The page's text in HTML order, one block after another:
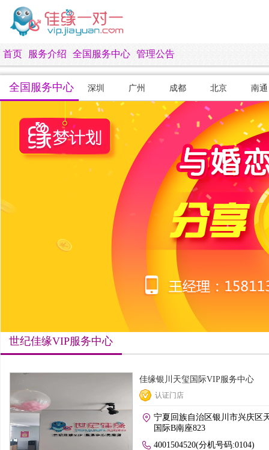
首页 服务介绍 全国服务中心 管理公告
全国服务中心 深圳 广州 成都 北京 南通
十堰 重庆 昆明 岳阳 贵阳
株洲 东营 西安 东莞
世纪佳缘VIP服务中心
佳缘银川天玺国际VIP服务中心
认证门店
宁夏回族自治区银川市兴庆区
国际B南座823
4001504520(分机号码:0104)